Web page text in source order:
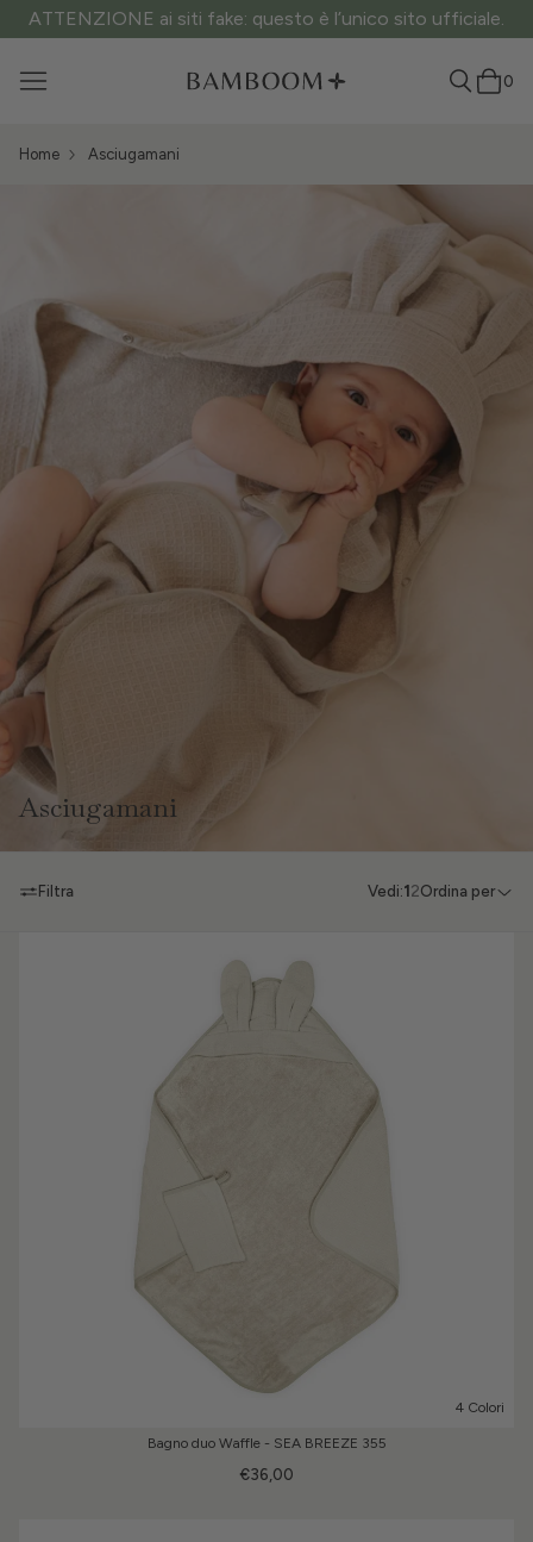
ATTENZIONE ai siti fake: questo è l’unico sito ufficiale.
0
Home Asciugamani
Asciugamani
Filtra Vedi:1 2Ordina per
4 Colori
Bagno duo Waffle - SEA BREEZE 355
€36,00